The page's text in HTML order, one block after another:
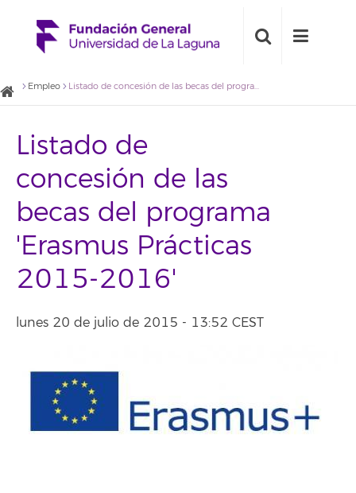
Empleo Listado de concesión de las becas del programa 'Erasmus Prácticas 2015-2016'
Listado de
concesión de las
becas del programa
'Erasmus Prácticas
2015-2016'
lunes 20 de julio de 2015 - 13:52 CEST